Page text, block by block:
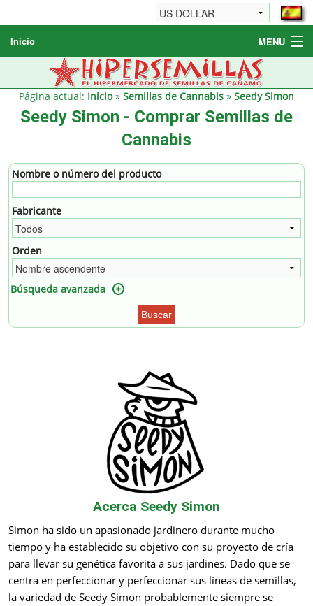
Inicio MENU
Semillas de cannabis
Otros productos
Informaciónes / FAQ
Página actual: Inicio» Semillas de Cannabis » Seedy Simon
Seedy Simon - Comprar Semillas de
Cannabis
Nombre o número del producto
Fabricante
Orden
Búsqueda avanzada
Buscar
Acerca Seedy Simon
Simon ha sido un apasionado jardinero durante mucho
tiempo y ha establecido su objetivo con su proyecto de cría
para llevar su genética favorita a sus jardines. Dado que se
centra en perfeccionar y perfeccionar sus líneas de semillas,
la variedad de Seedy Simon probablemente siempre se